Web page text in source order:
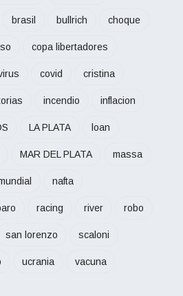
brasil bullrich choque
copa libertadores
covid cristina
incendio inflacion
LA PLATA loan
MAR DEL PLATA massa
nafta
racing river robo
san lorenzo scaloni
ucrania vacuna